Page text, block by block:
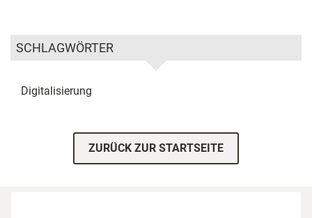
SCHLAGWÖRTER
Digitalisierung
ZURÜCK ZUR STARTSEITE